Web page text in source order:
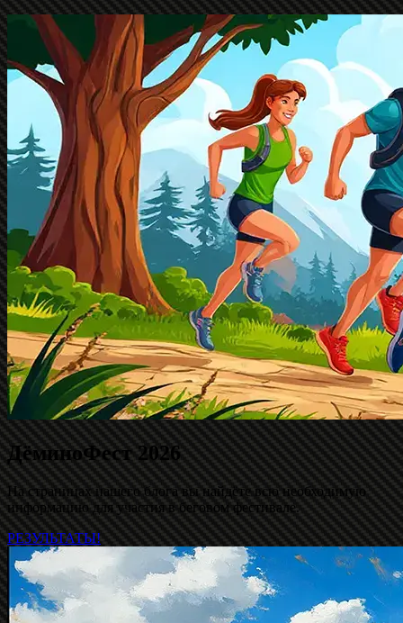
ДёминоФест 2026
На страницах нашего блога вы найдёте всю необходимую
информацию для участия в беговом фестивале.
РЕЗУЛЬТАТЫ!